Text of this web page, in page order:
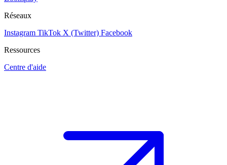
Réseaux
Instagram TikTok X (Twitter) Facebook
Ressources
Centre d'aide